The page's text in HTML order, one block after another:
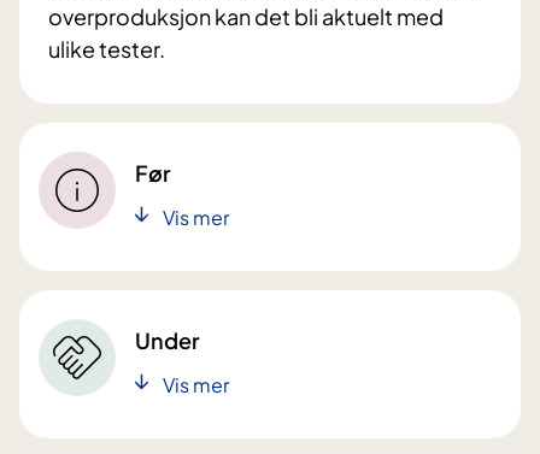
overproduksjon kan det bli aktuelt med
ulike tester.
Før
Vis mer
Under
Vis mer